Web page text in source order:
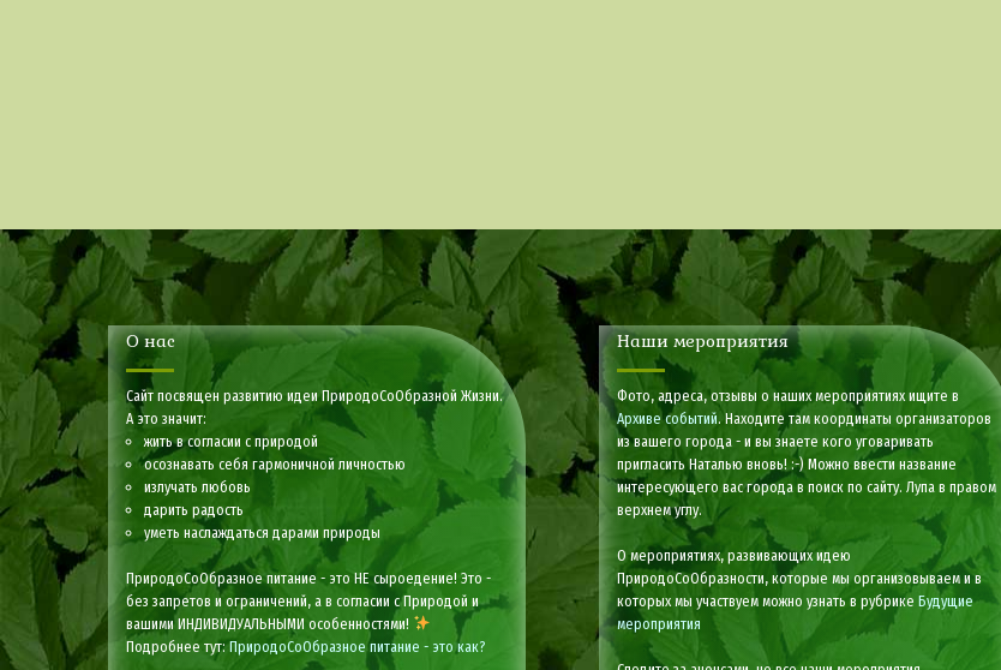
О нас
Сайт посвящен развитию идеи ПриродоСоОбразной Жизни.
А это значит:
жить в согласии с природой
осознавать себя гармоничной личностью
излучать любовь
дарить радость
уметь наслаждаться дарами природы
ПриродоСоОбразное питание - это НЕ сыроедение! Это -
без запретов и ограничений, а в согласии с Природой и
вашими ИНДИВИДУАЛЬНЫМИ особенностями!
Подробнее тут:ПриродоСоОбразное питание - это как?
Наши мероприятия
Фото, адреса, отзывы о наших мероприятиях ищите в
Архиве событий. Находите там координаты организаторов
из вашего города - и вы знаете кого уговаривать
пригласить Наталью вновь! :-) Можно ввести название
интересующего вас города в поиск по сайту. Лупа в правом
верхнем углу.
О мероприятиях, развивающих идею
ПриродоСоОбразности, которые мы организовываем и в
которых мы участвуем можно узнать в рубрикеБудущие
мероприятия